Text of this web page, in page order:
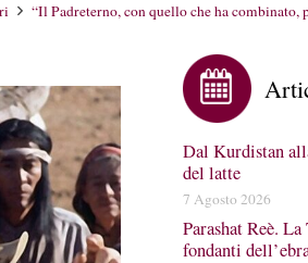
“Il Padreterno, con quello che ha
Dal Kurdistan
del latte
7 Agosto 2026
Parashat Reè.
fondanti